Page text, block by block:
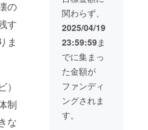
の
す
ま
制
な
ムの記
載をお
願いい
たしま
す） 各
衣類ご
とに、
サイズ
の設定
をお願
い致し
関わらず、
2025/04/19
23:59:59ま
でに集まっ
た金額が
ファンディ
ングされま
す。